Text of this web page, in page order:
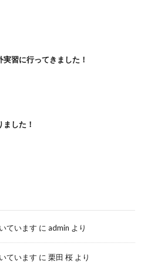
習に行ってきました！
した！
ています に admin より
ています に 栗田 桜 より